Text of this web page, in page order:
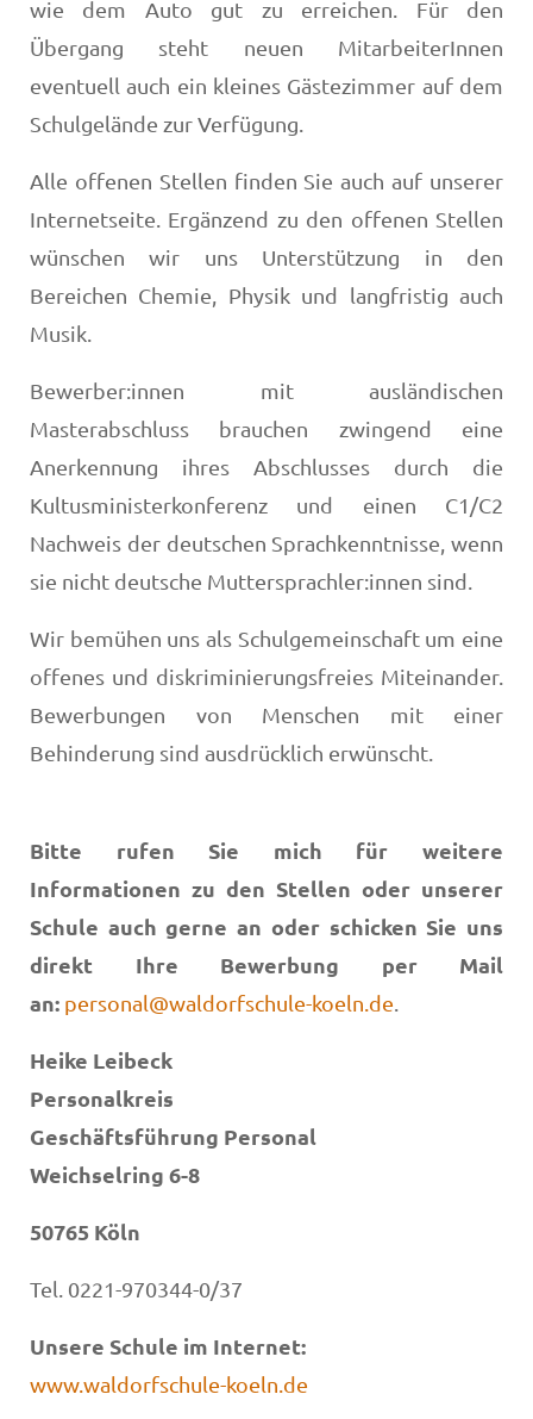
wie dem Auto gut zu erreichen. Für den
Übergang steht neuen MitarbeiterInnen
eventuell auch ein kleines Gästezimmer auf dem
Schulgelände zur Verfügung.
Alle offenen Stellen finden Sie auch auf unserer
Internetseite. Ergänzend zu den offenen Stellen
wünschen wir uns Unterstützung in den
Bereichen Chemie, Physik und langfristig auch
Musik.
Bewerber:innen mit ausländischen
Masterabschluss brauchen zwingend eine
Anerkennung ihres Abschlusses durch die
Kultusministerkonferenz und einen C1/C2
Nachweis der deutschen Sprachkenntnisse, wenn
sie nicht deutsche Muttersprachler:innen sind.
Wir bemühen uns als Schulgemeinschaft um eine
offenes und diskriminierungsfreies Miteinander.
Bewerbungen von Menschen mit einer
Behinderung sind ausdrücklich erwünscht.
Bitte rufen Sie mich für weitere
Informationen zu den Stellen oder unserer
Schule auch gerne an oder schicken Sie uns
direkt Ihre Bewerbung per Mail
an: personal@waldorfschule-koeln.de
Heike Leibeck
Personalkreis
Geschäftsführung Personal
Weichselring 6-8
50765 Köln
Tel. 0221-970344-0/37
Unsere Schule im Internet:
www.waldorfschule-koeln.de